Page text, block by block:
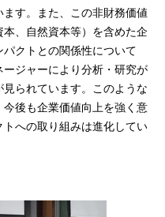
す。また、この非財務価値
本、自然資本等）を含めた企
クトとの関係性について
ジャーにより分析・研究が
られています。このような
後も企業価値向上を強く意
への取り組みは進化してい